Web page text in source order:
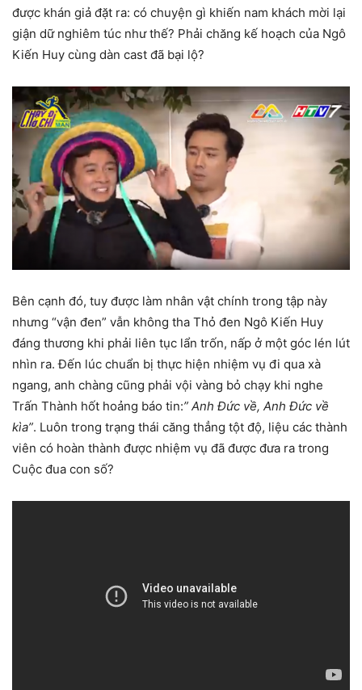
được khán giả đặt ra: có chuyện gì khiến nam khách mời lại
giận dữ nghiêm túc như thế? Phải chăng kế hoạch của Ngô
Kiến Huy cùng dàn cast đã bại lộ?
Bên cạnh đó, tuy được làm nhân vật chính trong tập này
nhưng “vận đen” vẫn không tha Thỏ đen Ngô Kiến Huy
đáng thương khi phải liên tục lẩn trốn, nấp ở một góc lén lút
nhìn ra. Đến lúc chuẩn bị thực hiện nhiệm vụ đi qua xà
ngang, anh chàng cũng phải vội vàng bỏ chạy khi nghe
Trấn Thành hốt hoảng báo tin:” Anh Đức về, Anh Đức về
kìa”. Luôn trong trạng thái căng thẳng tột độ, liệu các thành
viên có hoàn thành được nhiệm vụ đã được đưa ra trong
Cuộc đua con số?